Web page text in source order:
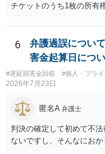
チケットのうち1枚の所有
す。 一方、このチケット
も付随していたことを無
ば、交際を終了させたこ
重大な障害が発生してお
かは微妙であり、むしろ返
合致するのではないか、
えば、当該チケットが座
隣り合わせになることは
ところです。一方、チケ
合わせにならずに済むか
あったり特別席であった
6
弁護過誤につい
害金起算日につい
#遅延損害金回収 #個人・プライ
2026年7月23日
匿名A 弁護士
判決の確定して初めて不
ないですし、そんなにおか